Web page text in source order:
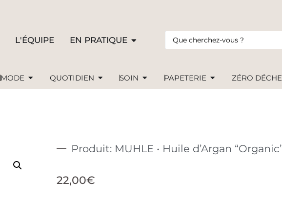
L'ÉQUIPE EN PRATIQUE
MODE QUOTIDIEN SOIN PAPETERIE ZÉRO
Produit: MUHLE • Huile d’Argan
22,00€